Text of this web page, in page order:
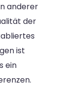
anderer
der
ist
ein